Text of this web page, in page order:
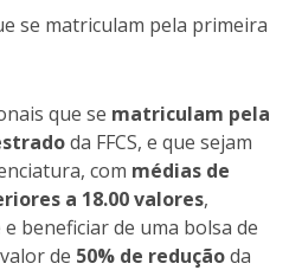
se matriculam pela primeira
que se matriculam pela
da FFCS, e que sejam
com médias de
a 18.00 valores,
beneficiar de uma bolsa de
de 50% de reduçãoda